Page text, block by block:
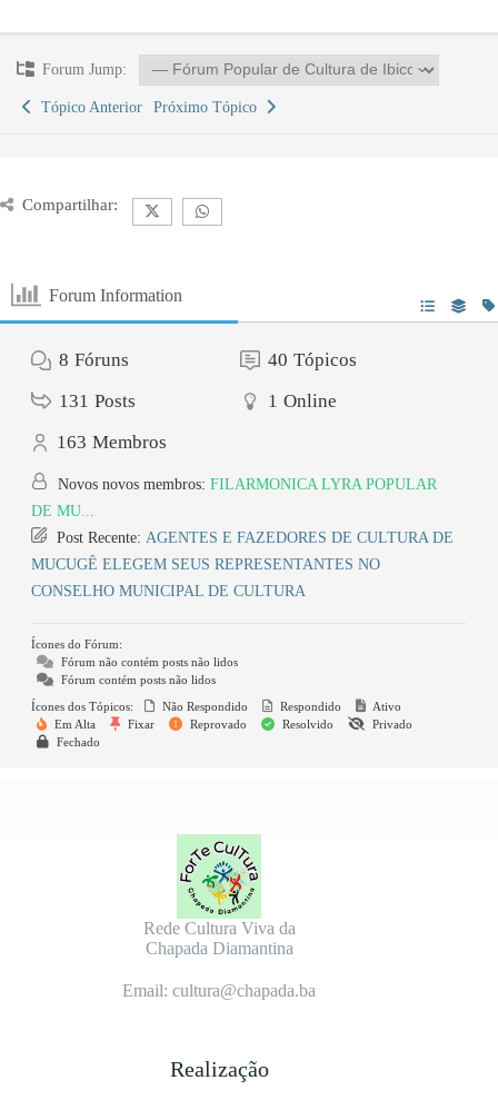
Forum Jump:
Tópico Anterior Próximo Tópico
Compartilhar:
Forum Information
8 Fóruns 40 Tópicos
131 Posts 1 Online
163 Membros
Novos novos membros: FILARMONICA LYRA POPULAR
DE MU...
Post Recente: AGENTES E FAZEDORES DE CULTURA DE
MUCUGÊ ELEGEM SEUS REPRESENTANTES NO
CONSELHO MUNICIPAL DE CULTURA
Ícones do Fórum:
Fórum não contém posts não lidos
Fórum contém posts não lidos
Ícones dos Tópicos:
Não Respondido Respondido
Ativo
Em Alta
Fixar Reprovado Resolvido
Privado
Fechado
Rede Cultura Viva da
Chapada Diamantina
Email: cultura@chapada.ba
Realização